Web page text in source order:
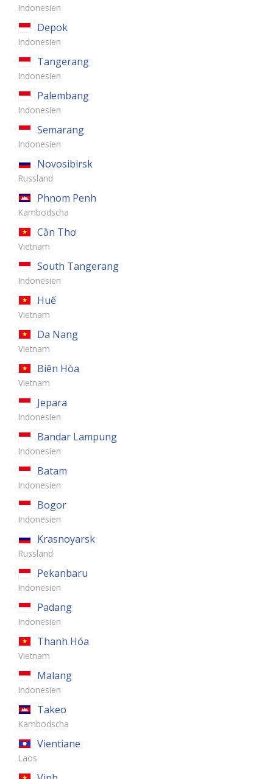
Indonesien
Depok
Indonesien
Tangerang
Indonesien
Palembang
Indonesien
Semarang
Indonesien
Novosibirsk
Russland
Phnom Penh
Kambodscha
Cần Thơ
Vietnam
South Tangerang
Indonesien
Huế
Vietnam
Da Nang
Vietnam
Biên Hòa
Vietnam
Jepara
Indonesien
Bandar Lampung
Indonesien
Batam
Indonesien
Bogor
Indonesien
Krasnoyarsk
Russland
Pekanbaru
Indonesien
Padang
Indonesien
Thanh Hóa
Vietnam
Malang
Indonesien
Takeo
Kambodscha
Vientiane
Laos